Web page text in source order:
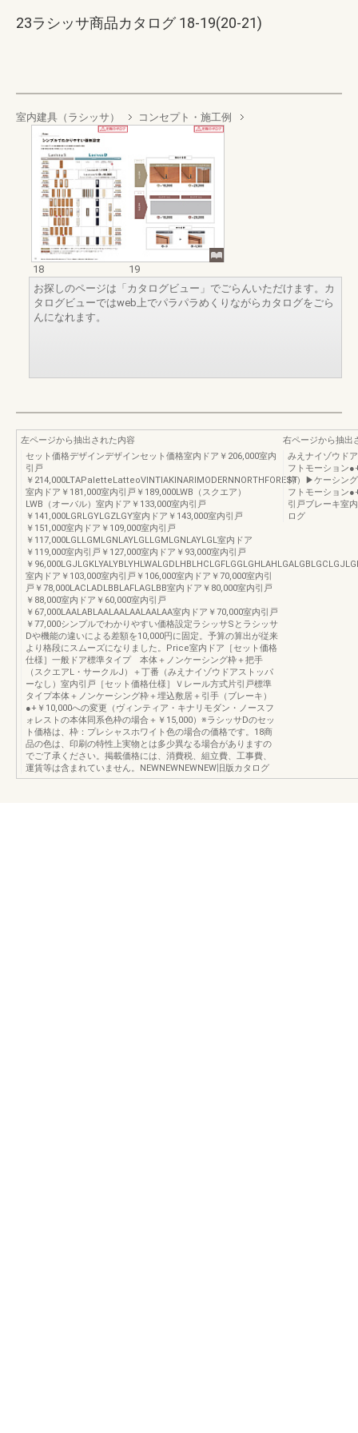
23ラシッサ商品カタログ 18-19(20-21)
室内建具（ラシッサ） コンセプト・施工例
18
19
お探しのページは「カタログビュー」でごらんいただけます。カ
タログビューではweb上でパラパラめくりながらカタログをごら
んになれます。
左ページから抽出された内容
セット価格デザインデザインセット価格室内ドア￥206,000室内
引戸
￥214,000LTAPaletteLatteoVINTIAKINARIMODERNNORTHFOREST
室内ドア￥181,000室内引戸￥189,000LWB（スクエア）
LWB（オーバル）室内ドア￥133,000室内引戸
￥141,000LGRLGYLGZLGY室内ドア￥143,000室内引戸
￥151,000室内ドア￥109,000室内引戸
￥117,000LGLLGMLGNLAYLGLLGMLGNLAYLGL室内ドア
￥119,000室内引戸￥127,000室内ドア￥93,000室内引戸
￥
室内ドア￥103,000室内引戸￥106,000室内ドア￥70,000室内引
戸￥78,000LACLADLBBLAFLAGLBB室内ドア￥80,000室内引戸
￥88,000室内ドア￥60,000室内引戸
￥67,000LAALABLAALAALAALAALAA室内ドア￥70,000室内引戸
￥77,000シンプルでわかりやすい価格設定ラシッサSとラシッサ
Dや機能の違いによる差額を10,000円に固定。予算の算出が従来
より格段にスムーズになりました。Price室内ドア［セット価格
仕様］一般ドア標準タイプ 本体＋ノンケーシング枠＋把手
（スクエアL・サークルJ）＋丁番（みえナイゾウドアストッパ
ーなし）室内引戸［セット価格仕様］Ｖレール方式片引戸標準
タイプ本体＋ノンケーシング枠＋埋込敷居＋引手（ブレーキ）
●+￥10,000への変更（ヴィンティア・キナリモダン・ノースフ
ォレストの本体同系色枠の場合＋￥15,000）※ラシッサDのセッ
ト価格は、枠：プレシャスホワイト色の場合の価格です。18商
品の色は、印刷の特性上実物とは多少異なる場合がありますの
でご了承ください。掲載価格には、消費税、組立費、工事費、
運賃等は含まれていません。NEWNEWNEWNEW旧版カタログ
右ページから抽出
みえナイゾウド
フトモーション
枠）▶ケーシン
フトモーション
引戸ブレーキ室
ログ